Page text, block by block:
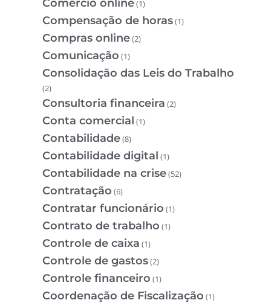
Comércio online(1)
Compensação de horas(1)
Compras online(2)
Comunicação (1)
Consolidação das Leis do Trabalho
(2)
Consultoria financeira (2)
Conta comercial (1)
Contabilidade(8)
Contabilidade digital (1)
Contabilidade na crise(52)
Contratação (6)
Contratar funcionário (1)
Contrato de trabalho (1)
Controle de caixa (1)
Controle de gastos(2)
Controle financeiro (1)
Coordenação de Fiscalização (1)